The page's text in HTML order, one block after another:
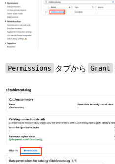
Permissions タブから Grant